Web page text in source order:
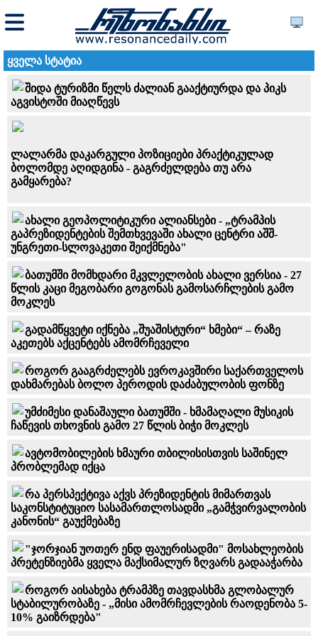
ყველა სტატია
შიდა ტურიზმი წელს ძალიან გააქტიურდა და პიკს
აგვისტოში მიაღწევს
ლალარმა დაკარგული პოზიციები პრაქტიკულად
ბოლომდე აღიდგინა - გაგრძელდება თუ არა
გამყარება?
ახალი გეოპოლიტიკური ალიანსები - „ტრამპის
გაპრეზიდენტების შემთხვევაში ახალი ცენტრი აშშ-
უნგრეთი-სლოვაკეთი შეიქმნება"
ბათუმში მომხდარი მკვლელობის ახალი ვერსია - 27
წლის კაცი მეგობარი გოგონას გამოსარჩლების გამო
მოკლეს
გადამწყვეტი იქნება „შუაშისტური“ ხმები“ – რაზე
აკეთებს აქცენტებს ამომრჩეველი
როგორ გააგრძელებს ევროკავშირი საქართველოს
დახმარებას ბოლო პეროდის დაძაბულობის ფონზე
უმძიმესი დანაშაული ბათუმში - ხმამაღალი მუსიკის
ჩაწევის თხოვნის გამო 27 წლის ბიჭი მოკლეს
ავტომობილების ხმაური თბილისისთვის საშინელ
პრობლემად იქცა
რა პერსპექტივა აქვს პრეზიდენტის მიმართვას
საკონსტიტუციო სასამართლოსადმი „გამჭვირვალობის
კანონის“ გაუქმებაზე
"ჯორჯიან უოთერ ენდ ფაუერისადმი" მოსახლეობის
პრეტენზიებმა ყველა მაქსიმალურ ზღვარს გადააჭარბა
როგორ აისახება ტრამპზე თავდასხმა გლობალურ
სტაბილურობაზე - „მისი ამომრჩევლების რაოდენობა 5-
10% გაიზრდება"